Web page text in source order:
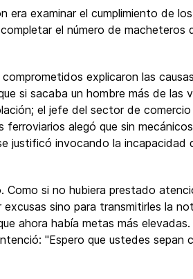
era examinar el cumplimiento de
el número de macheteros
explicaron las
si sacaba un hombre más de las
el jefe del sector de
ferroviarios alegó que sin
justificó invocando la
Como si no hubiera prestado
sino para transmitirles la
ahora había metas más
"Espero que ustedes sepan